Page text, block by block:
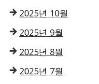
2025년 10월
2025년 9월
2025년 8월
2025년 7월